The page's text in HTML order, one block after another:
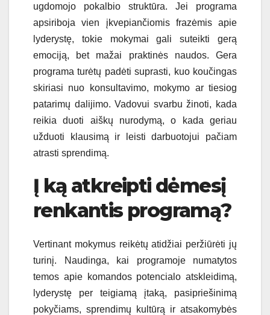
ugdomojo pokalbio struktūra. Jei programa
apsiriboja vien įkvepiančiomis frazėmis apie
lyderystę, tokie mokymai gali suteikti gerą
emociją, bet mažai praktinės naudos. Gera
programa turėtų padėti suprasti, kuo koučingas
skiriasi nuo konsultavimo, mokymo ar tiesiog
patarimų dalijimo. Vadovui svarbu žinoti, kada
reikia duoti aiškų nurodymą, o kada geriau
užduoti klausimą ir leisti darbuotojui pačiam
atrasti sprendimą.
Į ką atkreipti dėmesį
renkantis programą?
Vertinant mokymus reikėtų atidžiai peržiūrėti jų
turinį. Naudinga, kai programoje numatytos
temos apie komandos potencialo atskleidimą,
lyderystę per teigiamą įtaką, pasipriešinimą
pokyčiams, sprendimų kultūrą ir atsakomybės